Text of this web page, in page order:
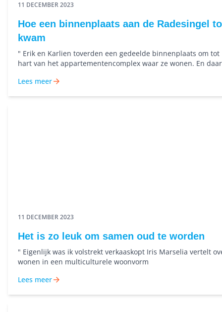
11 DECEMBER 2023
Hoe een binnenplaats aan de Radesingel
kwam
" Erik en Karlien toverden een gedeelde binnenplaats om tot
hart van het appartementencomplex waar ze wonen. En
Lees meer
11 DECEMBER 2023
Het is zo leuk om samen oud te worden
" Eigenlijk was ik volstrekt verkaaskopt Iris Marselia vertelt
wonen in een multiculturele woonvorm
Lees meer